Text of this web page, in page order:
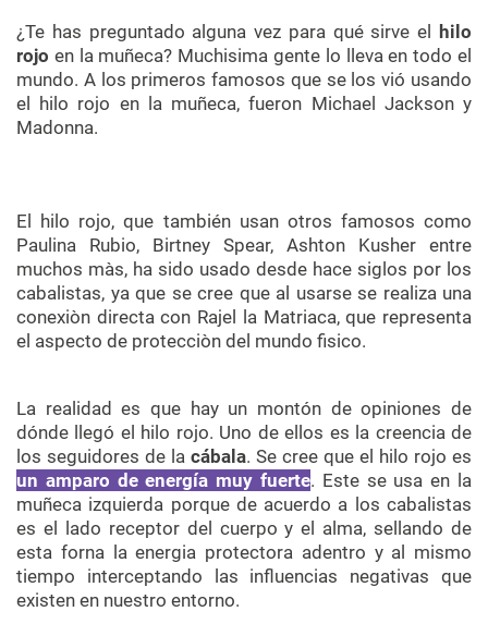
¿Te has preguntado alguna vez para qué sirve el
hilo
rojo en la muñeca? Muchisima gente lo lleva en todo el
mundo. A los primeros famosos que se los vió usando
el hilo rojo en la muñeca, fueron Michael Jackson y
Madonna.
El hilo rojo, que también usan otros famosos como
Paulina Rubio, Birtney Spear, Ashton Kusher entre
muchos màs, ha sido usado desde hace siglos por los
cabalistas, ya que se cree que al usarse se realiza una
conexiòn directa con Rajel la Matriaca, que representa
el aspecto de protecciòn del mundo fisico.
La realidad es que hay un montón de opiniones de
dónde llegó el hilo rojo. Uno de ellos es la creencia de
los seguidores de la cábala. Se cree que el hilo rojo es
un amparo de energía muy fuerte. Este se usa en la
muñeca izquierda porque de acuerdo a los cabalistas
es el lado receptor del cuerpo y el alma, sellando de
esta forna la energia protectora adentro y al mismo
tiempo interceptando las influencias negativas que
existen en nuestro entorno.